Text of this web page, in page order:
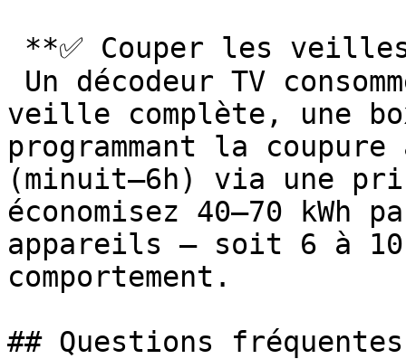
veille complète, une
programmant la
(minuit–6h) via une
économisez 40–70 kWh
appareils — soit 6 à 10
comportement.
## Questions